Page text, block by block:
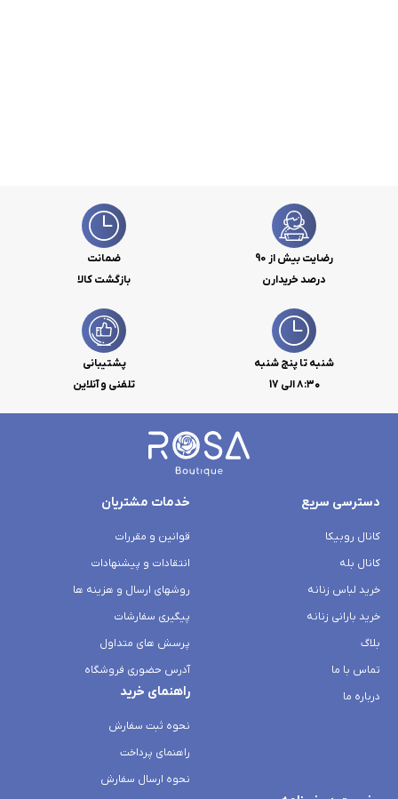
رضایت بیش از 90
درصد خریدارن
ضمانت
بازگشت کالا
شنبه تا پنج شنبه
۸:۳۰ الی 17
پشتیبانی
تلفنی و آنلاین
دسترسی سریع
کانال روبیکا
کانال بله
خرید لباس زنانه
خرید بارانی زنانه
بلاگ
تماس با ما
درباره ما
خدمات مشتریان
قوانین و مقررات
انتقادات و پیشنهادات
روشهای ارسال و هزینه ها
پیگیری سفارشات
پرسش های متداول
آدرس حضوری فروشگاه
راهنمای خرید
نحوه ثبت سفارش
راهنمای پرداخت
نحوه ارسال سفارش